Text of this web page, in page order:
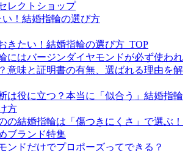
レクトショップ
！結婚指輪の選び方
きたい！結婚指輪の選び方_TOP
にはバージンダイヤモンドが必ず使われ
意味と証明書の有無、選ばれる理由を解
は役に立つ？本当に「似合う」結婚指輪
方
の結婚指輪は「傷つきにくさ」で選ぶ！
ブランド特集
ンドだけでプロポーズってできる？